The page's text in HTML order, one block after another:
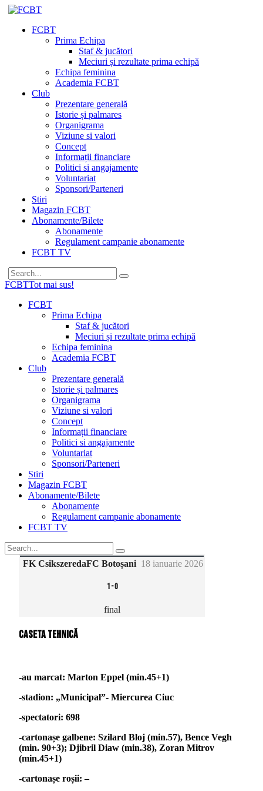
FCBT
Prima Echipa
Staf & jucători
Meciuri și rezultate prima echipă
Echipa feminina
Academia FCBT
Club
Prezentare generală
Istorie și palmares
Organigrama
Viziune si valori
Concept
Informații financiare
Politici si angajamente
Voluntariat
Sponsori/Parteneri
Stiri
Magazin FCBT
Abonamente/Bilete
Abonamente
Regulament campanie abonamente
FCBT TV
FCBTTot mai sus!
FCBT
Prima Echipa
Staf & jucători
Meciuri și rezultate prima echipă
Echipa feminina
Academia FCBT
Club
Prezentare generală
Istorie și palmares
Organigrama
Viziune si valori
Concept
Informații financiare
Politici si angajamente
Voluntariat
Sponsori/Parteneri
Stiri
Magazin FCBT
Abonamente/Bilete
Abonamente
Regulament campanie abonamente
FCBT TV
FK CsikszeredaFC Botoșani 18 ianuarie 2026
1 -0
final
Caseta tehnică
-au marcat: Marton Eppel (min.45+1)
-stadion: „Municipal”- Miercurea Ciuc
-spectatori: 698
-cartonașe galbene: Szilard Bloj (min.57), Bence Vegh
(min. 90+3); Djibril Diaw (min.38), Zoran Mitrov
(min.45+1)
-cartonașe roșii: –